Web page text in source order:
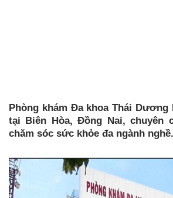
Phòng khám Đa khoa Thái
tại Biên Hòa, Đồng Nai, chuyên
chăm sóc sức khỏe đa ngành nghề.